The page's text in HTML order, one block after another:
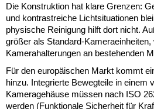
Die Konstruktion hat klare Grenzen:
und kontrastreiche Lichtsituationen
physische Reinigung hilft dort nicht.
größer als Standard-
Kamerahalterungen an bestehenden
Für den europäischen Markt kommt
hinzu. Integrierte Bewegteile in einem
Kameragehäuse müssen nach ISO
werden (Funktionale Sicherheit für